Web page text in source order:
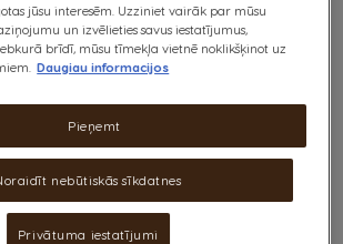
klasiku savās mājās. Baudi 100% arabikas
piena putām.
jūsu interesēm. Uzziniet vairāk par mūsu
un izvēlieties savus iestatījumus,
brīdī, mūsu tīmekļa vietnē noklikšķinot uz
Daugiau informacijos
nebūtiskās sīkdatnes
Pieņemt
Privātuma iestatījumi